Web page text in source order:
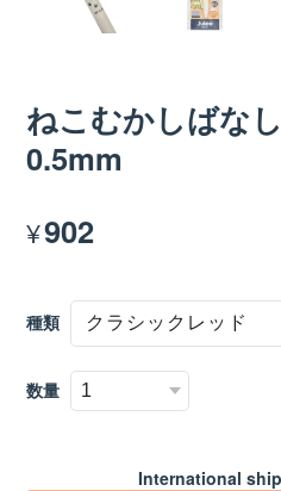
ねこむかしばな
0.5mm
¥902
種類
数量
International